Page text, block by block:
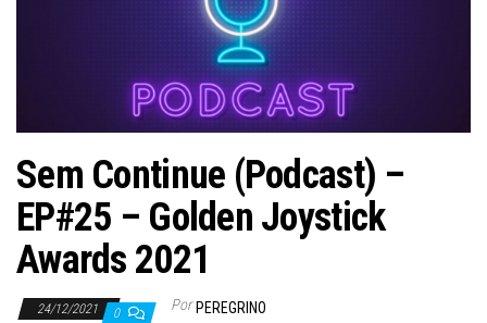
Sem Continue (Podcast) –
EP#25 – Golden Joystick
Awards 2021
24/12/2021 0 Por PEREGRINO